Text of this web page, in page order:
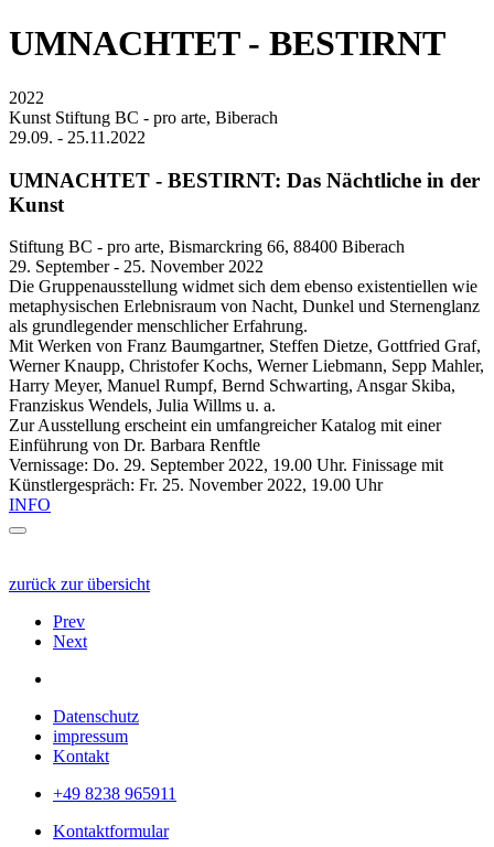
UMNACHTET - BESTIRNT
2022
Kunst Stiftung BC - pro arte, Biberach
29.09. - 25.11.2022
UMNACHTET - BESTIRNT: Das Nächtliche in der
Kunst
Stiftung BC - pro arte, Bismarckring 66, 88400 Biberach
29. September - 25. November 2022
Die Gruppenausstellung widmet sich dem ebenso existentiellen wie
metaphysischen Erlebnisraum von Nacht, Dunkel und Sternenglanz
als grundlegender menschlicher Erfahrung.
Mit Werken von Franz Baumgartner, Steffen Dietze, Gottfried Graf,
Werner Knaupp, Christofer Kochs, Werner Liebmann, Sepp Mahler,
Harry Meyer, Manuel Rumpf, Bernd Schwarting, Ansgar Skiba,
Franziskus Wendels, Julia Willms u. a.
Zur Ausstellung erscheint ein umfangreicher Katalog mit einer
Einführung von Dr. Barbara Renftle
Vernissage: Do. 29. September 2022, 19.00 Uhr. Finissage mit
Künstlergespräch: Fr. 25. November 2022, 19.00 Uhr
INFO
zurück zur übersicht
Prev
Next
Datenschutz
impressum
Kontakt
+49 8238 965911
Kontaktformular